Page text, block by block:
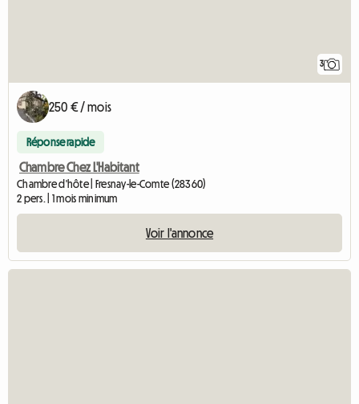
3
250 € / mois
Réponse rapide
Chambre Chez L'Habitant
Chambre d'hôte | Fresnay-le-Comte (28360)
2 pers. | 1 mois minimum
Voir l'annonce